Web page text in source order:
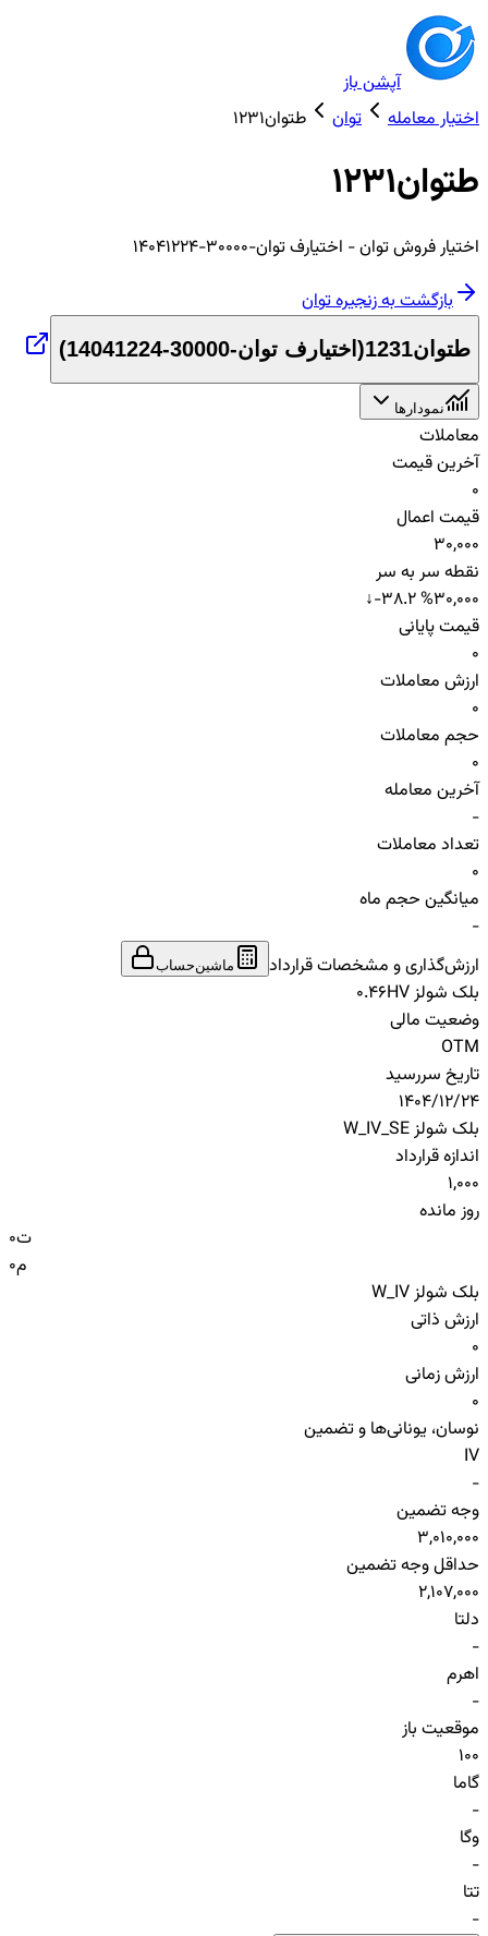
آپشن باز
اختیار معامله
توان طتوان1231
طتوان1231
اختیارفروشتوان- اختیارف توان-30000-14041224
بازگشت به زنجیرهتوان
طتوان1231 ( اختیارف توان-30000-14041224 )
نمودارها
معاملات
آخرین قیمت
0
قیمت اعمال
30,000
نقطه سر به سر
30,000
↓-38.2 %
قیمت پایانی
0
ارزش معاملات
0
حجم معاملات
0
آخرین معامله
-
تعداد معاملات
0
میانگین حجم ماه
-
ارزش‌گذاری و مشخصات قرارداد
ماشین‌حساب
بلک شولز HV
0.46
وضعیت مالی
OTM
تاریخ سررسید
1404/12/24
بلک شولز W_IV_SE
اندازه قرارداد
1,000
روز مانده
0ت
0م
بلک شولز W_IV
ارزش ذاتی
0
ارزش زمانی
0
نوسان، یونانی‌ها و تضمین
IV
-
وجه تضمین
3,010,000
حداقل وجه تضمین
2,107,000
دلتا
-
اهرم
-
موقعیت باز
100
گاما
-
وگا
-
تتا
-